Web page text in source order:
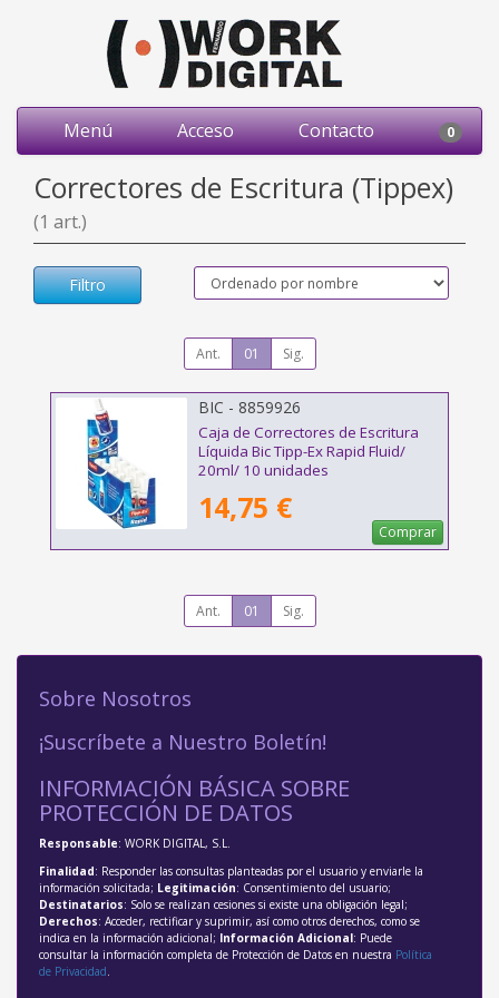
Menú Acceso Contacto 0
Correctores de Escritura (Tippex)
(1 art.)
Filtro
Ant. 01 Sig.
BIC - 8859926
Caja de Correctores de Escritura
Líquida Bic Tipp-Ex Rapid Fluid/
20ml/ 10 unidades
14,75 €
Comprar
Ant. 01 Sig.
Sobre Nosotros
¡Suscríbete a Nuestro Boletín!
INFORMACIÓN BÁSICA SOBRE
PROTECCIÓN DE DATOS
Responsable: WORK DIGITAL, S.L.
Finalidad: Responder las consultas planteadas por el usuario y enviarle la
información solicitada; Legitimación: Consentimiento del usuario;
Destinatarios: Solo se realizan cesiones si existe una obligación legal;
Derechos: Acceder, rectificar y suprimir, así como otros derechos, como se
indica en la información adicional; Información Adicional: Puede
consultar la información completa de Protección de Datos en nuestra Política
de Privacidad.